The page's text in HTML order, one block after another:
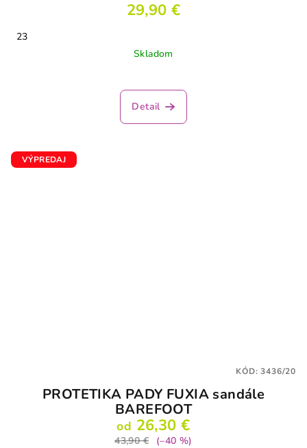
29,90 €
23
Skladom
Detail
VÝPREDAJ
PROTETIKA PADY FUXIA sandále
BAREFOOT
od 26,30 €
43,90 €
(–40 %)
KÓD:3436/20